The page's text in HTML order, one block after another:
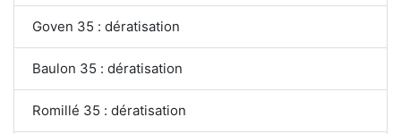
Goven 35 : dératisation
Baulon 35 : dératisation
Romillé 35 : dératisation